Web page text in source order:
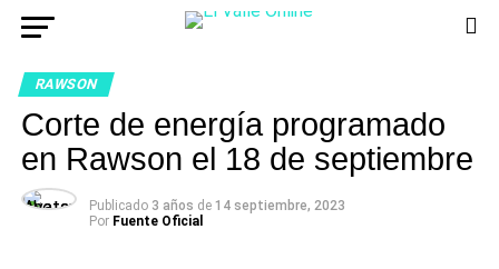
RAWSON
Corte de energía programado
en Rawson el 18 de septiembre
Publicado 3 años de 14 septiembre, 2023
Por Fuente Oficial